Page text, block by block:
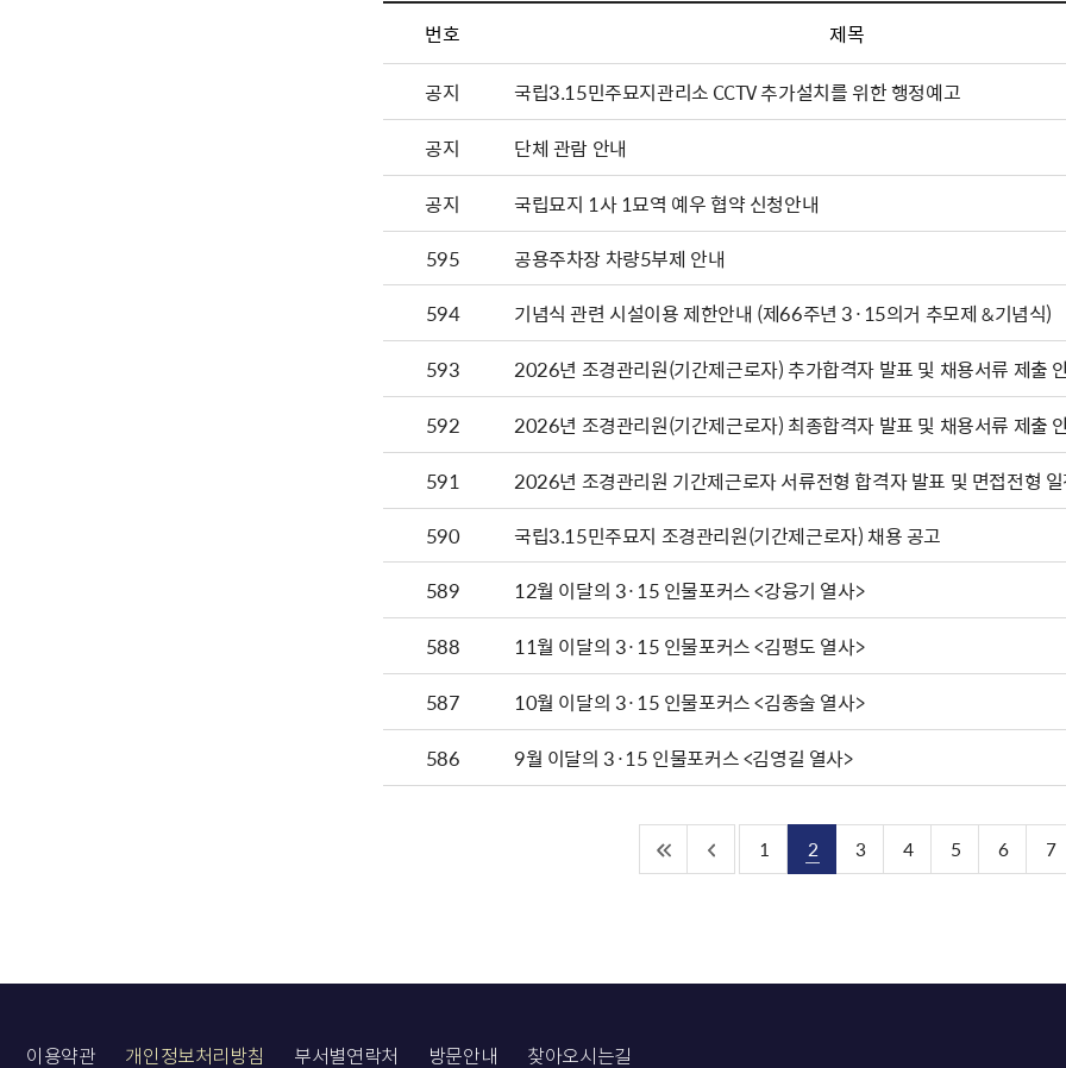
번호 제목
공지
국립3.15민주묘지관리소 CCTV 추가설치를 위한 행정예고
공지
단체 관람 안내
공지
국립묘지 1사 1묘역 예우 협약 신청안내
595
공용주차장 차량5부제 안내
594
기념식 관련 시설이용 제한안내 (제66주년 3·15의거 추모제 &기념식)
593
2026년 조경관리원(기간제근로자) 추가합격자 발표 및 채용서류 제출
592
2026년 조경관리원(기간제근로자) 최종합격자 발표 및 채용서류 제출
591
2026년 조경관리원 기간제근로자 서류전형 합격자 발표 및 면접전형
590
국립3.15민주묘지 조경관리원(기간제근로자) 채용 공고
589
12월 이달의 3·15 인물포커스 <강융기 열사>
588
11월 이달의 3·15 인물포커스 <김평도 열사>
587
10월 이달의 3·15 인물포커스 <김종술 열사>
586
9월 이달의 3·15 인물포커스 <김영길 열사>
1 2 3 4 5 6 7
이용약관 개인정보처리방침 부서별연락처 방문안내 찾아오시는길